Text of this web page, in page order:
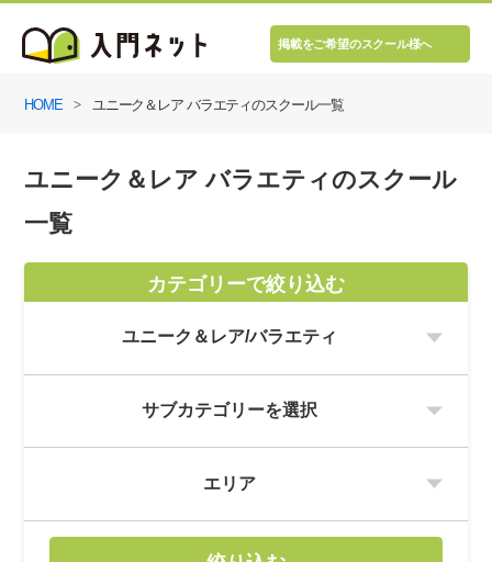
掲載をご希望のスクール様へ
HOME ユニーク＆レア バラエティのスクール一覧
ユニーク＆レア バラエティのスクール
一覧
カテゴリーで絞り込む